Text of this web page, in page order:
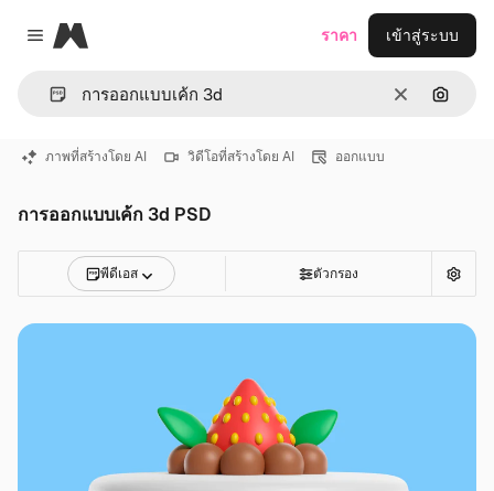
Close menu
Magnific
ชัดเจนค้นหา
ราคา เข้าสู่ระบบ
ภาพที่สร้างโดย AI วิดีโอที่สร้างโดย AI ออกแบบ
การออกแบบเค้ก 3d PSD
พีดีเอส ตัวกรอง